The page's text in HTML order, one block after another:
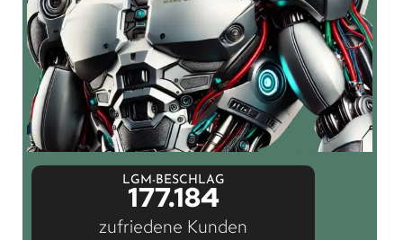
LGM-BESCHLAG
177.184
zufriedene Kunden